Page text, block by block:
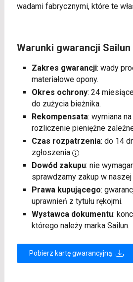
wadami fabrycznymi, które te
Warunki gwarancji Sailun
Zakres gwarancji: wady
materiałowe opony.
Okres ochrony: 24
do zużycia bieżnika.
Rekompensata: wymiana
rozliczenie pieniężne
Czas rozpatrzenia: do 14
zgłoszenia
Dowód zakupu: nie
sprawdzamy zakup w
Prawa kupującego:
uprawnień z tytułu rękojmi.
Wystawca dokumentu:
którego należy marka Sailun.
Pobierz kartę gwarancyjną